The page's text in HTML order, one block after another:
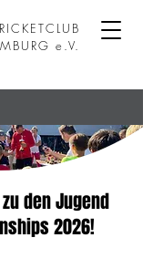
e.V.
den Jugend
2026!